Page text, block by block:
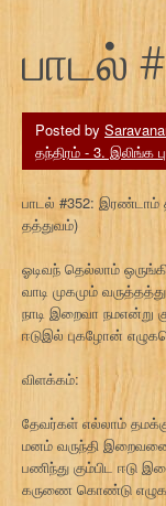
பாடல்
Posted by
தந்திரம் - 3. இலிங்க
பாடல் #352: இரண்டாம்
தத்துவம்)
ஓடிவந் தெல்லாம்
வாடி முகமும்
நாடி இறைவா நமஎன்று
ஈடுஇல் புகழோன்
விளக்கம்:
தேவர்கள் எல்லாம்
மனம் வருந்தி இறைவனை
பணிந்து கும்பிட
கருணை கொண்டு எழுக